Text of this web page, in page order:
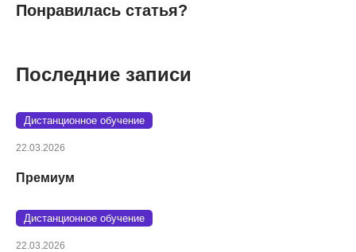
Понравилась статья?
Последние записи
Дистанционное обучение
22.03.2026
Премиум
Дистанционное обучение
22.03.2026